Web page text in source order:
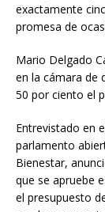
exactamente
promesa de
Mario Delgado
en la cámara de
50 por ciento el
Entrevistado en
parlamento
Bienestar,
que se apruebe
el presupuesto